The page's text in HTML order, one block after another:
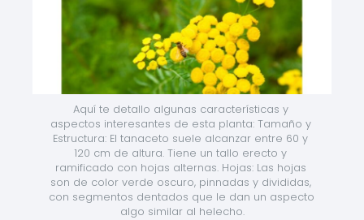
Aquí te detallo algunas características y
aspectos interesantes de esta planta: Tamaño y
Estructura: El tanaceto suele alcanzar entre 60 y
120 cm de altura. Tiene un tallo erecto y
ramificado con hojas alternas. Hojas: Las hojas
son de color verde oscuro, pinnadas y divididas,
con segmentos dentados que le dan un aspecto
algo similar al helecho.